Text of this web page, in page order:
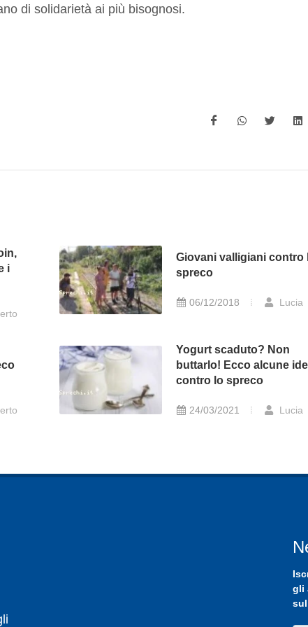
di solidarietà ai più bisognosi.
i
Giovani valligiani contro
spreco
06/12/2018 Lucia
Yogurt scaduto? Non
buttarlo! Ecco alcune
contro lo spreco
24/03/2021 Lucia
gli